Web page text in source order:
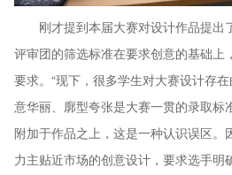
刚才提到本届大赛对设计作品提出
评审团的筛选标准在要求创意的基础上
要求。“现下，很多学生对大赛设计存
意华丽、廓型夸张是大赛一贯的录取标
附加于作品之上，这是一种认识误区。
力主贴近市场的创意设计，要求选手明